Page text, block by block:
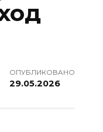
ОПУБЛИКОВАНО
29.05.2026